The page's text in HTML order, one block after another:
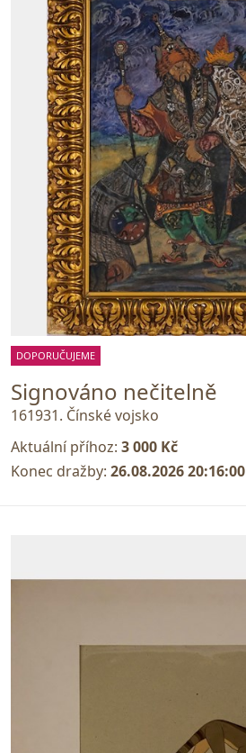
DOPORUČUJEME
Signováno nečitelně
161931. Čínské vojsko
Aktuální příhoz: 3 000 Kč
Konec dražby: 26.08.2026 20:16:00